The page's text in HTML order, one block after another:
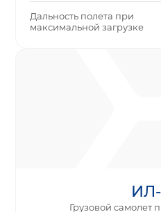
Дальность полета при
максимальной загрузке
Грузовой самолет